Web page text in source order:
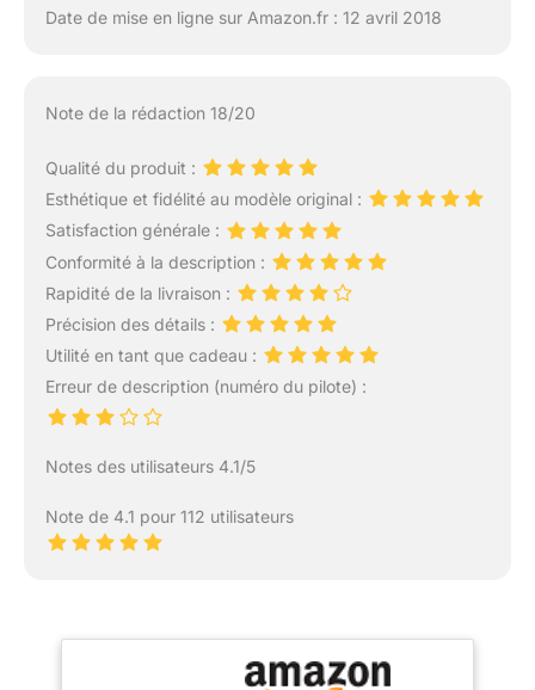
Date de mise en ligne sur Amazon.fr : 12 avril 2018
Note de la rédaction 18/20
Qualité du produit :
Esthétique et fidélité au modèle original :
Satisfaction générale :
Conformité à la description :
Rapidité de la livraison :
Précision des détails :
Utilité en tant que cadeau :
Erreur de description (numéro du pilote) :
Notes des utilisateurs 4.1/5
Note de 4.1 pour 112 utilisateurs